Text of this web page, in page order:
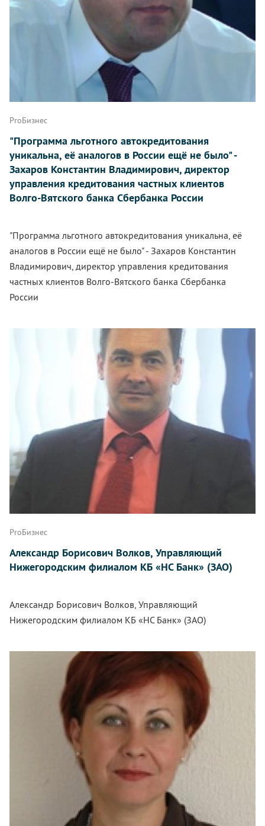
ProБизнес
"Программа льготного автокредитования
уникальна, её аналогов в России ещё не было" -
Захаров Константин Владимирович, директор
управления кредитования частных клиентов
Волго-Вятского банка Сбербанка России
"Программа льготного автокредитования уникальна, её
аналогов в России ещё не было" - Захаров Константин
Владимирович, директор управления кредитования
частных клиентов Волго-Вятского банка Сбербанка
России
ProБизнес
Александр Борисович Волков, Управляющий
Нижегородским филиалом КБ «НС Банк» (ЗАО)
Александр Борисович Волков, Управляющий
Нижегородским филиалом КБ «НС Банк» (ЗАО)